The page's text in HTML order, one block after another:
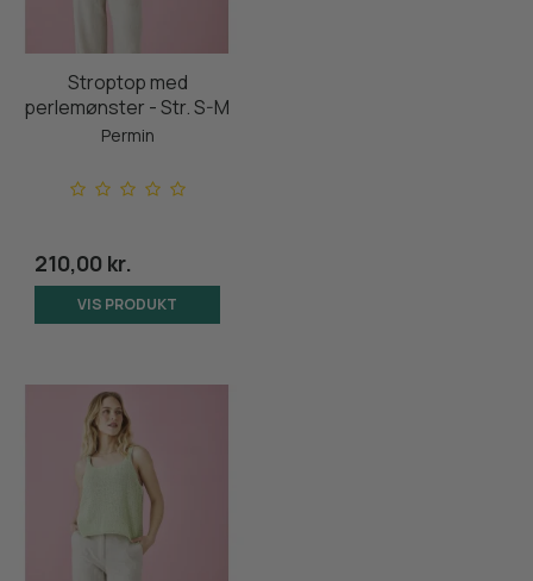
Stroptop med
perlemønster - Str. S-M
Permin
210,00 kr.
VIS PRODUKT